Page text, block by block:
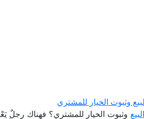
وثبوت الخيار للمشتري
البيع وثبوت الخيار للمشتري؟ فهناك رجلٌ